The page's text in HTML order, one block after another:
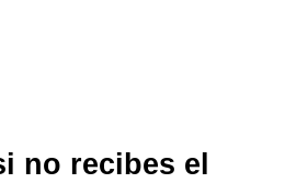
no recibes el